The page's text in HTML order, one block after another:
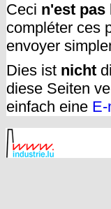
Ceci n'est pas
compléter ces
envoyer
Dies ist nicht
diese Seiten
einfach eine E-